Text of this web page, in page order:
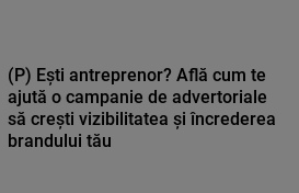
(P) Ești antreprenor? Află cum te
ajută o campanie de advertoriale
să crești vizibilitatea și încrederea
brandului tău